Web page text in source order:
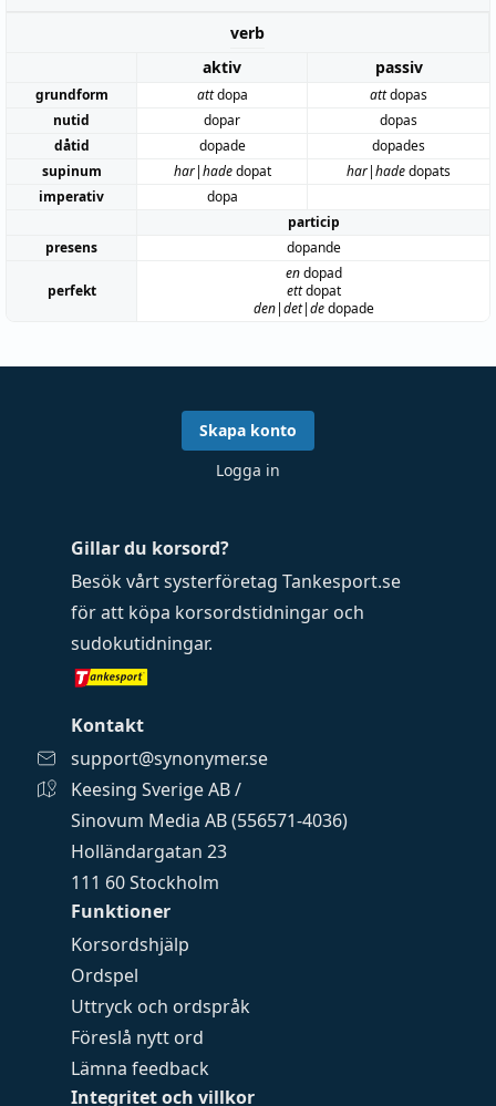
verb
aktiv
passiv
grundform attdopa attdopas
nutid
dopar
dopas
dåtid
dopade
dopades
supinum
har|hadedopat har|hadedopats
imperativ
dopa
particip
presens
dopande
perfekt
endopad
ettdopat
den|det|dedopade
Funktioner
Korsordshjälp
Ordspel
Uttryck och ordspråk
Föreslå nytt ord
Lämna feedback
Integritet och villkor
Gillar du korsord?
Besök vårt systerföretag Tankesport.se
för att köpa korsordstidningar och
sudokutidningar.
Kontakt
support@synonymer.se
Keesing Sverige AB /
Sinovum Media AB (556571-4036)
Holländargatan 23
111 60 Stockholm
Skapa konto
Logga in